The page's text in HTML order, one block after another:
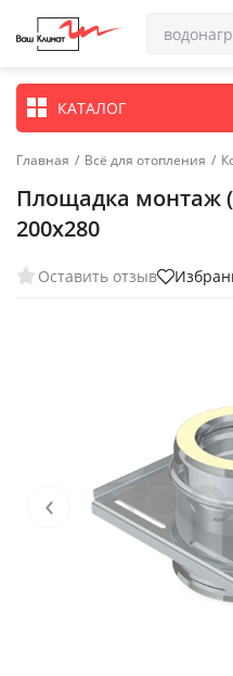
КАТАЛОГ
Главная / Всё для отопления /
Площадка монтаж
200х280
Оставить отзыв
‹